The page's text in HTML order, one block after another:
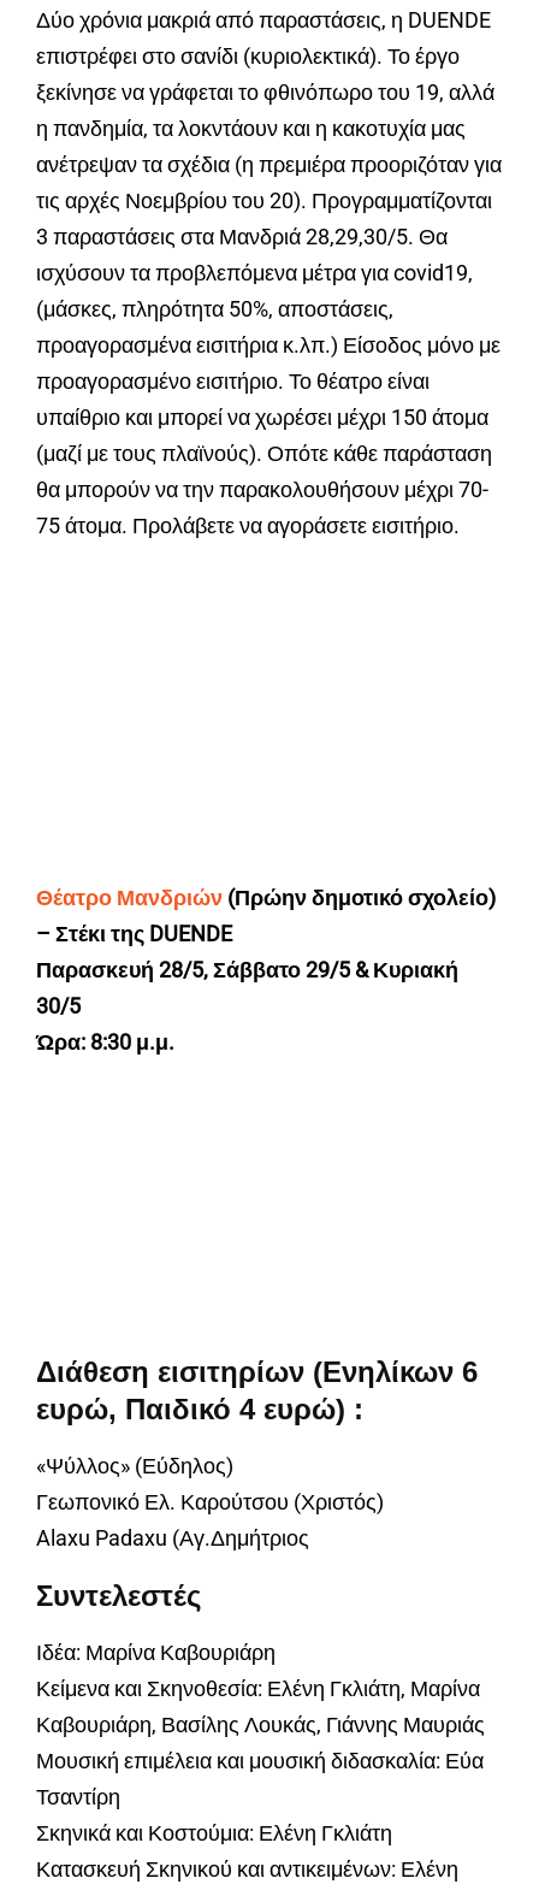
Δύο χρόνια μακριά από παραστάσεις, η DUENDE
επιστρέφει στο σανίδι (κυριολεκτικά). Το έργο
ξεκίνησε να γράφεται το φθινόπωρο του 19, αλλά
η πανδημία, τα λοκντάουν και η κακοτυχία μας
ανέτρεψαν τα σχέδια (η πρεμιέρα προοριζόταν για
τις αρχές Νοεμβρίου του 20). Προγραμματίζονται
3 παραστάσεις στα Μανδριά 28,29,30/5. Θα
ισχύσουν τα προβλεπόμενα μέτρα για covid19,
(μάσκες, πληρότητα 50%, αποστάσεις,
προαγορασμένα εισιτήρια κ.λπ.) Είσοδος μόνο με
προαγορασμένο εισιτήριο. Το θέατρο είναι
υπαίθριο και μπορεί να χωρέσει μέχρι 150 άτομα
(μαζί με τους πλαϊνούς). Οπότε κάθε παράσταση
θα μπορούν να την παρακολουθήσουν μέχρι 70-
75 άτομα. Προλάβετε να αγοράσετε εισιτήριο.
Θέατρο Μανδριών (Πρώην δημοτικό σχολείο)
– Στέκι της DUENDE
Παρασκευή 28/5, Σάββατο 29/5 & Κυριακή
30/5
Ώρα: 8:30 μ.μ.
Διάθεση εισιτηρίων (Ενηλίκων 6
ευρώ, Παιδικό 4 ευρώ) :
«Ψύλλος» (Εύδηλος)
Γεωπονικό Ελ. Καρούτσου (Χριστός)
Alaxu Padaxu (Αγ.Δημήτριος
Συντελεστές
Ιδέα: Μαρίνα Καβουριάρη
Κείμενα και Σκηνοθεσία: Ελένη Γκλιάτη, Μαρίνα
Καβουριάρη, Βασίλης Λουκάς, Γιάννης Μαυριάς
Μουσική επιμέλεια και μουσική διδασκαλία: Εύα
Τσαντίρη
Σκηνικά και Κοστούμια: Ελένη Γκλιάτη
Κατασκευή Σκηνικού και αντικειμένων: Ελένη